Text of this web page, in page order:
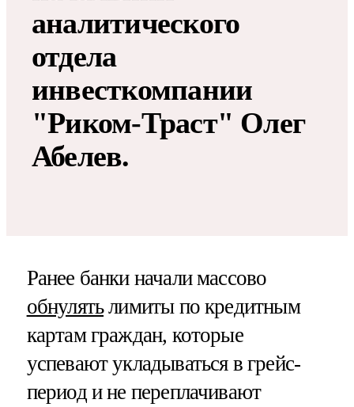
аналитического
отдела
инвесткомпании
"Риком-Траст" Олег
Абелев.
Ранее банки начали массово
обнулятьлимиты по кредитным
картам граждан, которые
успевают укладываться в грейс-
период и не переплачивают